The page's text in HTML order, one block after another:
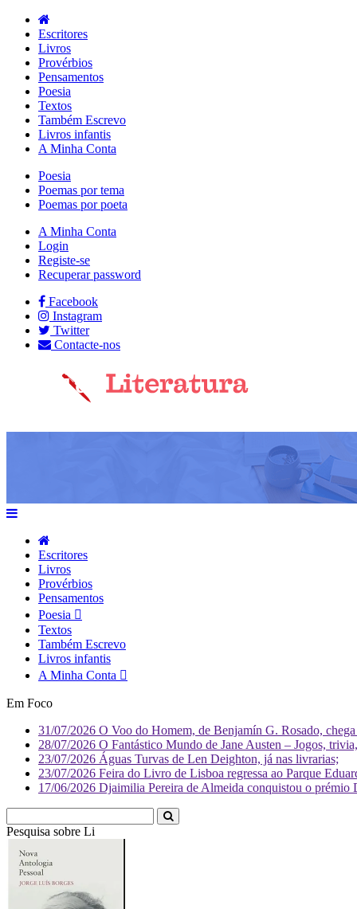
Escritores
Livros
Provérbios
Pensamentos
Poesia
Textos
Também Escrevo
Livros infantis
A Minha Conta
Poesia
Poemas por tema
Poemas por poeta
A Minha Conta
Login
Registe-se
Recuperar password
Facebook
Instagram
Twitter
Contacte-nos
Escritores
Livros
Provérbios
Pensamentos
Poesia
Textos
Também Escrevo
Livros infantis
A Minha Conta
Em Foco
31/07/2026 O Voo do Homem, de Benjamín G. Rosado,
28/07/2026 O Fantástico Mundo de Jane Austen – Jogos,
23/07/2026 Águas Turvas de Len Deighton, já nas livrarias;
23/07/2026 Feira do Livro de Lisboa regressa ao Parque
17/06/2026 Djaimilia Pereira de Almeida conquistou o
Pesquisa sobre Literatura